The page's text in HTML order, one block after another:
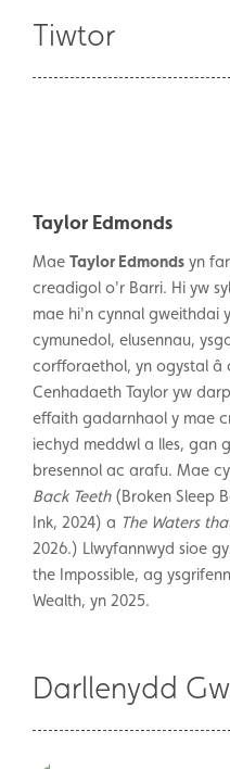
Tiwtor
Taylor Edmonds
Mae Taylor Edmonds yn
creadigol o'r Barri. Hi yw
mae hi'n cynnal gweithdai
cymunedol, elusennau,
corfforaethol, yn ogystal â
Cenhadaeth Taylor yw
effaith gadarnhaol y mae
iechyd meddwl a lles, gan
bresennol ac arafu. Mae
Back Teeth (Broken Sleep
Ink, 2024) a The Waters
2026.) Llwyfannwyd sioe
the Impossible, ag
Wealth, yn 2025.
Darllenydd